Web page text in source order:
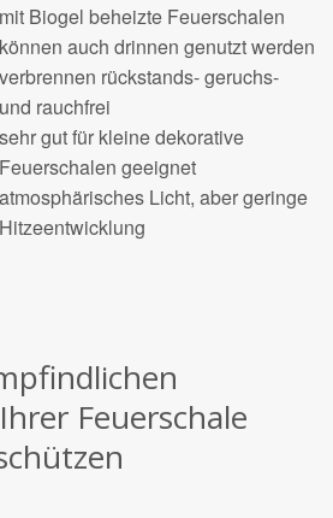
mit Biogel beheizte Feuerschalen
können auch drinnen genutzt werden
verbrennen rückstands- geruchs-
und rauchfrei
sehr gut für kleine dekorative
Feuerschalen geeignet
atmosphärisches Licht, aber geringe
Hitzeentwicklung
Feuerschale